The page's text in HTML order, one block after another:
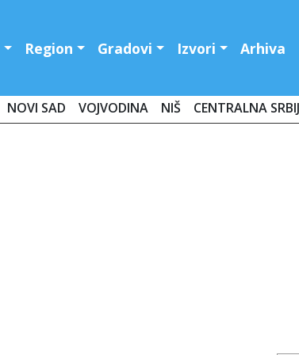
Region Gradovi Izvori Arhiva
NOVI SAD VOJVODINA NIŠ CENTRALNA